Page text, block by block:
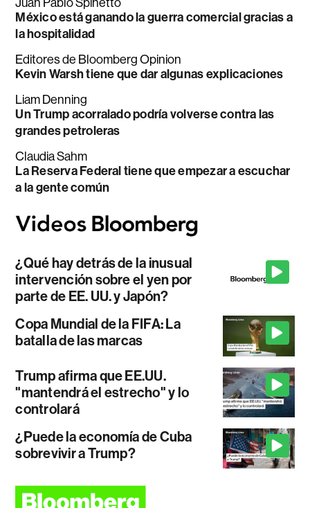
México está ganando la guerra comercial gracias a
la hospitalidad
Editores de Bloomberg Opinion
Kevin Warsh tiene que dar algunas explicaciones
Liam Denning
Un Trump acorralado podría volverse contra las
grandes petroleras
Claudia Sahm
La Reserva Federal tiene que empezar a escuchar
a la gente común
¿Qué hay detrás de la inusual
intervención sobre el yen por
parte de EE. UU. y Japón?
Copa Mundial de la FIFA: La
batalla de las marcas
Trump afirma que EE.UU.
"mantendrá el estrecho" y lo
controlará
¿Puede la economía de Cuba
sobrevivir a Trump?